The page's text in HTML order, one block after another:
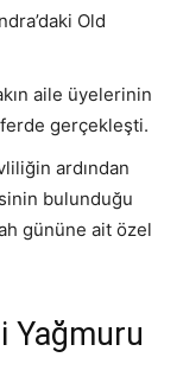
Old
aile üyelerinin
gerçekleşti.
ardından
bulunduğu
gününe ait özel
Yağmuru